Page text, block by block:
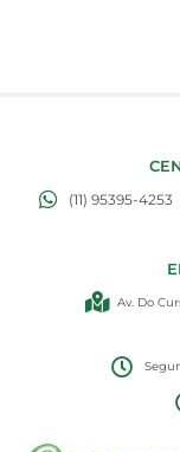
(11) 95395-4253
Av. Do